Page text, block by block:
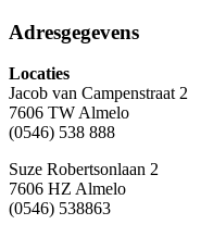
Adresgegevens
Locaties
Jacob van Campenstraat 2
7606 TW Almelo
(0546) 538 888
Suze Robertsonlaan 2
7606 HZ Almelo
(0546) 538863